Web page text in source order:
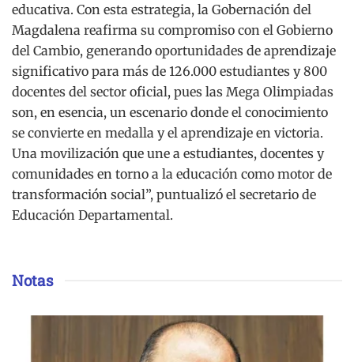
educativa. Con esta estrategia, la Gobernación del
Magdalena reafirma su compromiso con el Gobierno
del Cambio, generando oportunidades de aprendizaje
significativo para más de 126.000 estudiantes y 800
docentes del sector oficial, pues las Mega Olimpiadas
son, en esencia, un escenario donde el conocimiento
se convierte en medalla y el aprendizaje en victoria.
Una movilización que une a estudiantes, docentes y
comunidades en torno a la educación como motor de
transformación social”, puntualizó el secretario de
Educación Departamental.
Notas